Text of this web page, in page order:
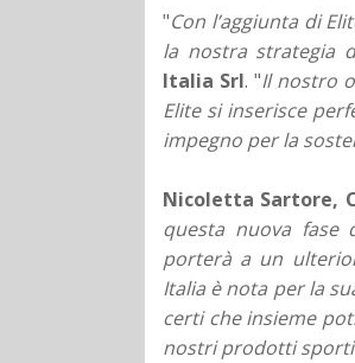
"Con l’aggiunta di
la nostra strategia
Italia Srl. "Il nostro
Elite si inserisce
impegno per la
Nicoletta Sartore,
questa nuova fase
porterà a un
Italia è nota per la
certi che insieme
nostri prodotti